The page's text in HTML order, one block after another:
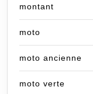
montant
moto
moto ancienne
moto verte